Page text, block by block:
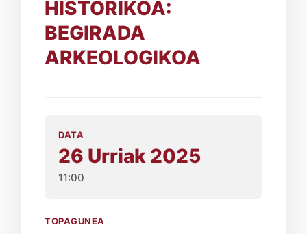
HISTORIKOA:
BEGIRADA
ARKEOLOGIKOA
DATA
26 Urriak 2025
11:00
TOPAGUNEA